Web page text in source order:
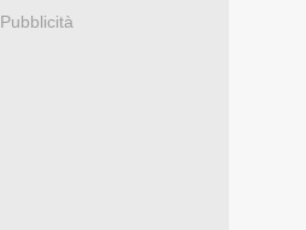
Pubblicità